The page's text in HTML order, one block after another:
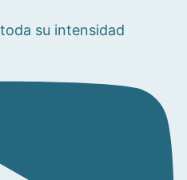
su intensidad